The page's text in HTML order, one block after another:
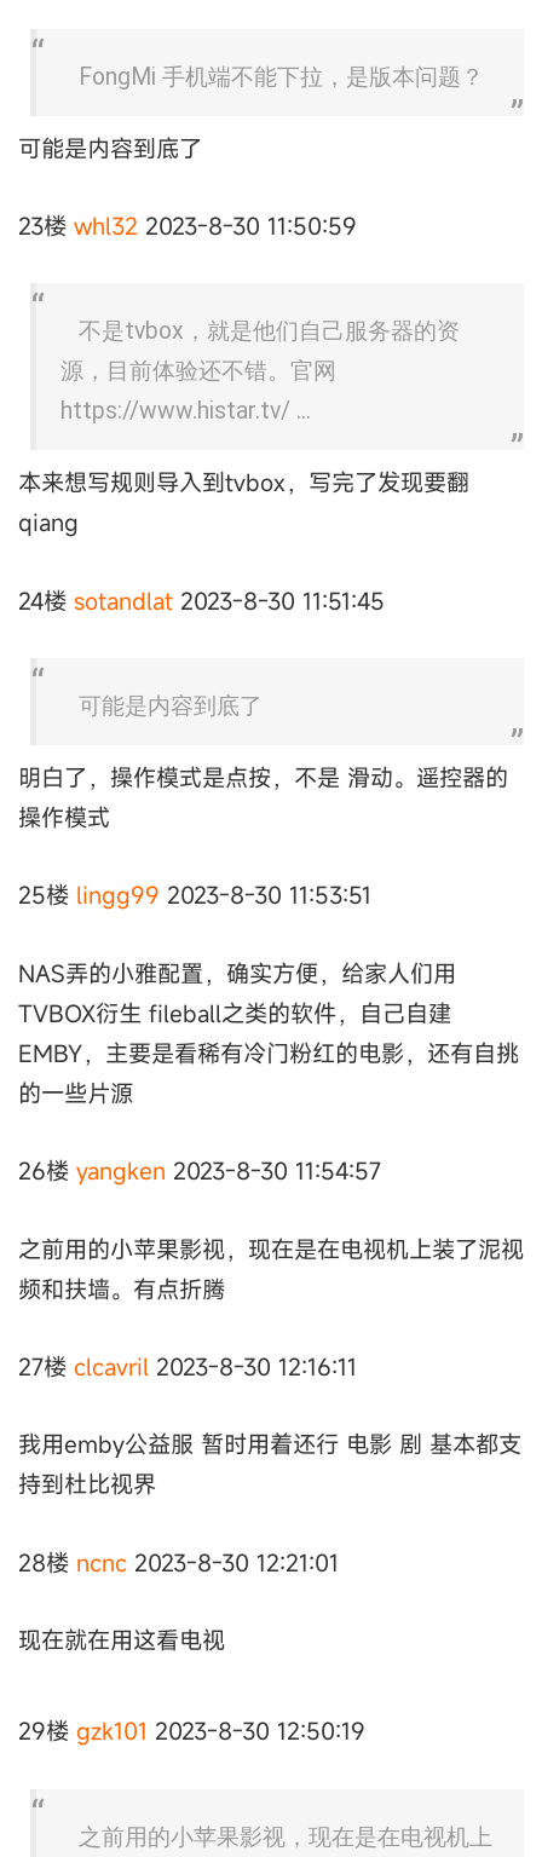
FongMi 手机端不能下拉，是版本问题？
可能是内容到底了
23楼 whl32 2023-8-30 11:50:59
不是tvbox，就是他们自己服务器的资
源，目前体验还不错。官网
https://www.histar.tv/ ...
本来想写规则导入到tvbox，写完了发现要翻
qiang
24楼 sotandlat 2023-8-30 11:51:45
可能是内容到底了
明白了，操作模式是点按，不是 滑动。遥控器的
操作模式
25楼 lingg99 2023-8-30 11:53:51
NAS弄的小雅配置，确实方便，给家人们用
TVBOX衍生 fileball之类的软件，自己自建
EMBY，主要是看稀有冷门粉红的电影，还有自挑
的一些片源
26楼 yangken 2023-8-30 11:54:57
之前用的小苹果影视，现在是在电视机上装了泥视
频和扶墙。有点折腾
27楼 clcavril 2023-8-30 12:16:11
我用emby公益服 暂时用着还行 电影 剧 基本都支
持到杜比视界
28楼 ncnc 2023-8-30 12:21:01
现在就在用这看电视
29楼 gzk101 2023-8-30 12:50:19
之前用的小苹果影视，现在是在电视机上